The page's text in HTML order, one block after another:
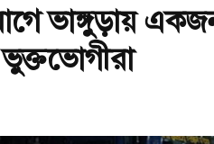
ভাঙ্গুড়ায়